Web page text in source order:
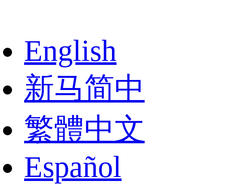
English
新马简中
繁體中文
Español